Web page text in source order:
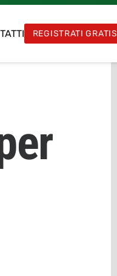
REGISTRATI GRATIS